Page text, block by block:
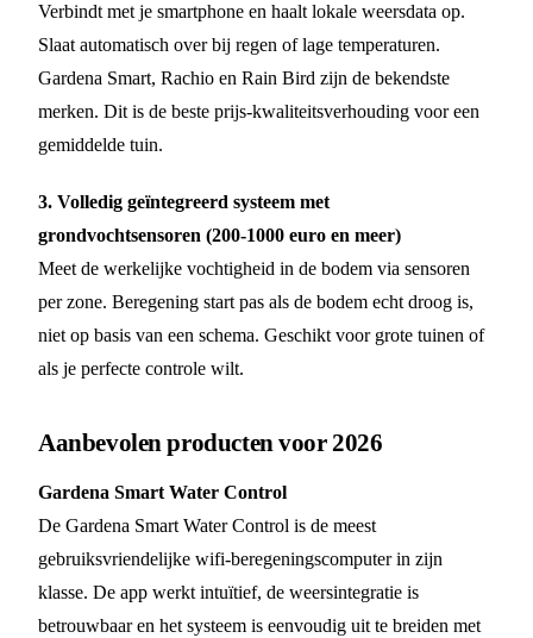
Verbindt met je smartphone en haalt lokale weersdata op.
Slaat automatisch over bij regen of lage temperaturen.
Gardena Smart, Rachio en Rain Bird zijn de bekendste
merken. Dit is de beste prijs-kwaliteitsverhouding voor een
gemiddelde tuin.
3. Volledig geïntegreerd systeem met
grondvochtsensoren (200-1000 euro en meer)
Meet de werkelijke vochtigheid in de bodem via sensoren
per zone. Beregening start pas als de bodem echt droog is,
niet op basis van een schema. Geschikt voor grote tuinen of
als je perfecte controle wilt.
Aanbevolen producten voor 2026
Gardena Smart Water Control
De Gardena Smart Water Control is de meest
gebruiksvriendelijke wifi-beregeningscomputer in zijn
klasse. De app werkt intuïtief, de weersintegratie is
betrouwbaar en het systeem is eenvoudig uit te breiden met